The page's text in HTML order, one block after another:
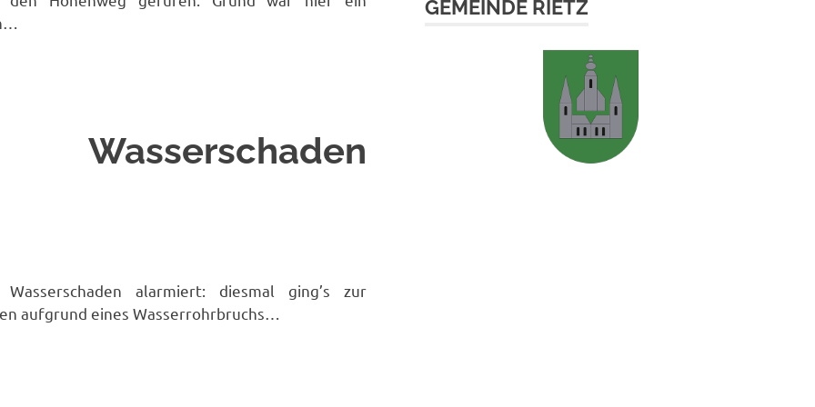
alarmiert: diesmal ging’s zur
aufgrund eines Wasserrohrbruchs…
GEMEINDE RIETZ